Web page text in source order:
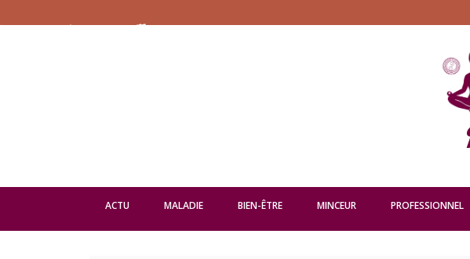
ACTU MALADIE BIEN-ÊTRE MINCEUR PROFESSIONNEL